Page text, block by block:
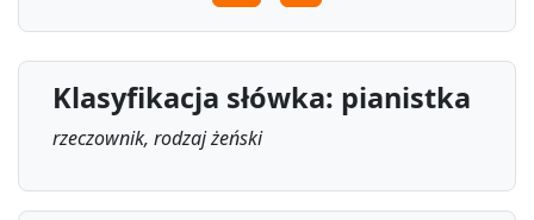
Klasyfikacja słówka: pianistka
rzeczownik, rodzaj żeński